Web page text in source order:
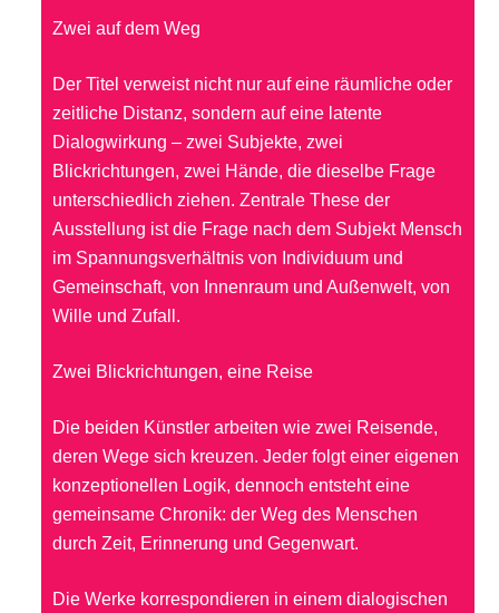
Zwei auf dem Weg
Der Titel verweist nicht nur auf eine räumliche oder
zeitliche Distanz, sondern auf eine latente
Dialogwirkung – zwei Subjekte, zwei
Blickrichtungen, zwei Hände, die dieselbe Frage
unterschiedlich ziehen. Zentrale These der
Ausstellung ist die Frage nach dem Subjekt Mensch
im Spannungsverhältnis von Individuum und
Gemeinschaft, von Innenraum und Außenwelt, von
Wille und Zufall.
Zwei Blickrichtungen, eine Reise
Die beiden Künstler arbeiten wie zwei Reisende,
deren Wege sich kreuzen. Jeder folgt einer eigenen
konzeptionellen Logik, dennoch entsteht eine
gemeinsame Chronik: der Weg des Menschen
durch Zeit, Erinnerung und Gegenwart.
Die Werke korrespondieren in einem dialogischen